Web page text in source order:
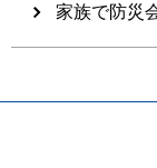
家族で防災